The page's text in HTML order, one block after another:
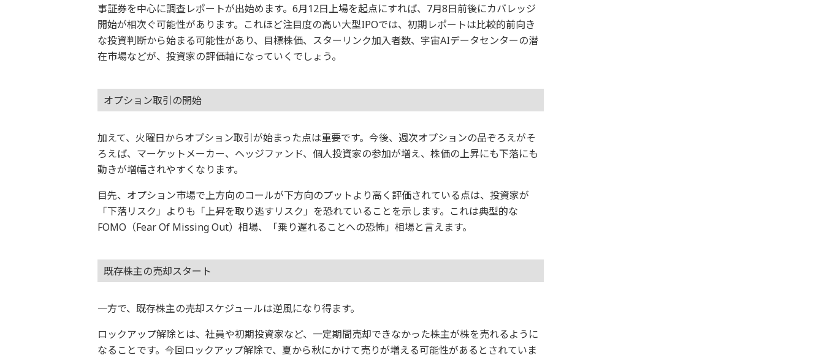
事証券を中心に調査レポートが出始めます。6月12日上場を起点にすれば、7月8日前後にカバレッジ
開始が相次ぐ可能性があります。これほど注目度の高い大型IPOでは、初期レポートは比較的前向き
な投資判断から始まる可能性があり、目標株価、スターリンク加入者数、宇宙AIデータセンターの潜
在市場などが、投資家の評価軸になっていくでしょう。
オプション取引の開始
加えて、火曜日からオプション取引が始まった点は重要です。今後、週次オプションの品ぞろえがそ
ろえば、マーケットメーカー、ヘッジファンド、個人投資家の参加が増え、株価の上昇にも下落にも
動きが増幅されやすくなります。
目先、オプション市場で上方向のコールが下方向のプットより高く評価されている点は、投資家が
「下落リスク」よりも「上昇を取り逃すリスク」を恐れていることを示します。これは典型的な
FOMO（Fear Of Missing Out）相場、「乗り遅れることへの恐怖」相場と言えます。
既存株主の売却スタート
一方で、既存株主の売却スケジュールは逆風になり得ます。
ロックアップ解除とは、社員や初期投資家など、一定期間売却できなかった株主が株を売れるように
なることです。今回ロックアップ解除で、夏から秋にかけて売りが増える可能性があるとされていま